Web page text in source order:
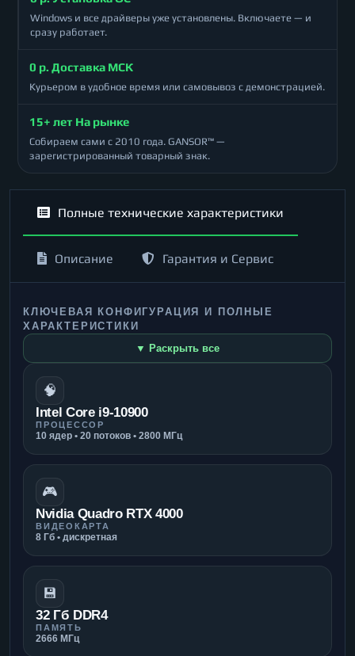
Windows и все драйверы уже установлены. Включаете — и
сразу работает.
0 р. Доставка МСК
Курьером в удобное время или самовывоз с демонстрацией.
15+ лет На рынке
Собираем сами с 2010 года. GANSOR™ —
зарегистрированный товарный знак.
Полные технические характеристики
Описание Гарантия и Сервис
КЛЮЧЕВАЯ КОНФИГУРАЦИЯ И ПОЛНЫЕ
ХАРАКТЕРИСТИКИ
▼ Раскрыть все
🧠
Intel Core i9-10900
ПРОЦЕССОР
10 ядер • 20 потоков • 2800 МГц
🎮
Nvidia Quadro RTX 4000
ВИДЕОКАРТА
8 Гб • дискретная
💾
32 Гб DDR4
ПАМЯТЬ
2666 МГц